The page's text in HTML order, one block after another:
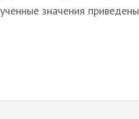
значения приведены